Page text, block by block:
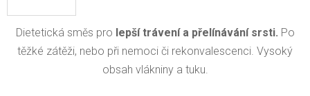
Dietetická směs pro lepší trávení a přelínávání srsti. Po
těžké zátěži, nebo při nemoci či rekonvalescenci. Vysoký
obsah vlákniny a tuku.